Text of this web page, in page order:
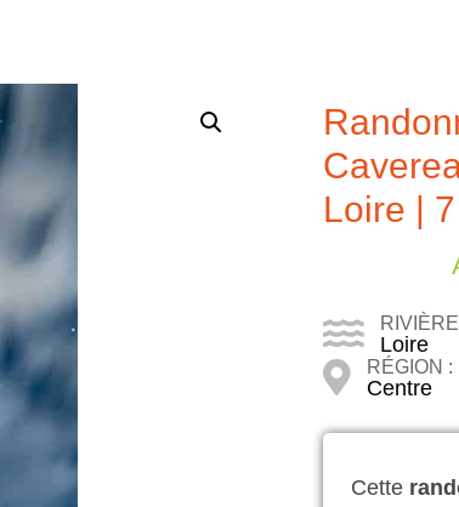
Loire |
Loire
RÉGION :
Centre
Cette